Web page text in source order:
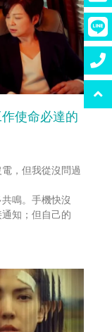
使命必達的
，但我從沒問過
鳴。手機快沒
知；但自己的